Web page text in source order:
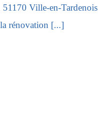
51170 Ville-en-Tardenois
rénovation [...]